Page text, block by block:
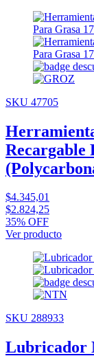
SKU 47705
Recargable
$4.345,01
$2.824,25
35% OFF
Ver producto
SKU 288933
Lubricador